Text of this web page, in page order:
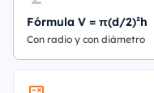
Fórmula V = π(d/2)²h
Con radio y con diámetro